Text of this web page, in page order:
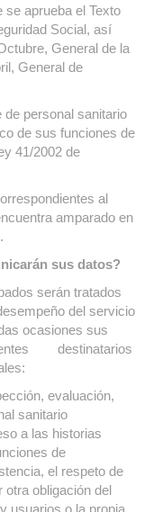
se aprueba el Texto
Social, así
General de la
General de
de personal sanitario
de sus funciones de
41/2002 de
al
amparado en
sus datos?
serán tratados
del servicio
ocasiones sus
destinatarios
evaluación,
sanitario
a las historias
de
el respeto de
otra obligación del
usuarios o la propia